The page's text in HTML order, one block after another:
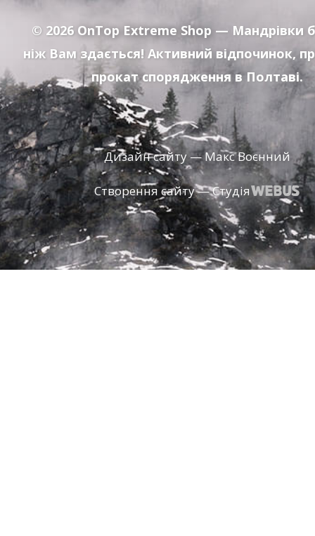
© 2026 OnTop Extreme Shop — Мандрівки
ніж Вам здається! Активний відпочинок,
прокат спорядження в Полтаві.
Дизайн сайту — Макс Воєнний
Створення сайту — Студія